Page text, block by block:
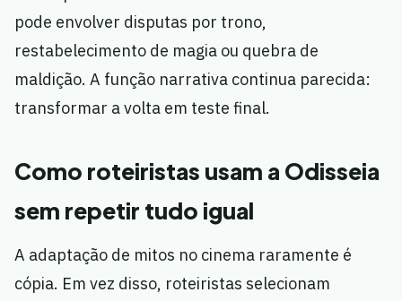
pode envolver disputas por trono,
restabelecimento de magia ou quebra de
maldição. A função narrativa continua parecida:
transformar a volta em teste final.
Como roteiristas usam a Odisseia
sem repetir tudo igual
A adaptação de mitos no cinema raramente é
cópia. Em vez disso, roteiristas selecionam